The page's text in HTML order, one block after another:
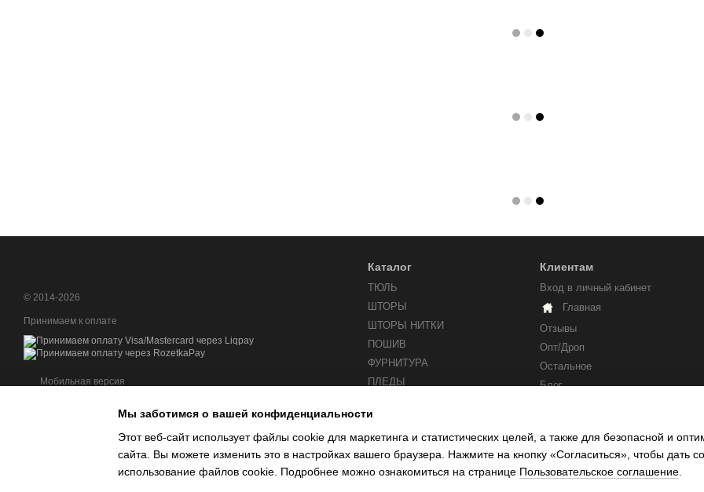
© 2014-2026
Принимаем к оплате
Мобильная версия
Каталог
ТЮЛЬ
ШТОРЫ
ШТОРЫ НИТКИ
ПОШИВ
ФУРНИТУРА
ПЛЕДЫ
Клиентам
Вход в личный кабинет
Главная
Отзывы
Опт/Дроп
Остальное
Блог
Мы заботимся о вашей конфиденциальности
Этот веб-сайт использует файлы cookie для маркетинга и статистических целей, а также для безопасной и
сайта. Вы можете изменить это в настройках вашего браузера. Нажмите на кнопку «Согласиться», чтобы дать
использование файлов cookie. Подробнее можно ознакомиться на странице Пользовательское соглашение